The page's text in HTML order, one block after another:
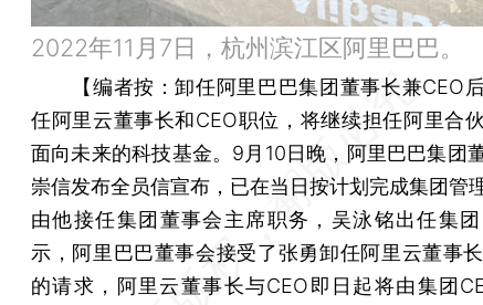
2022年11月7日，杭州滨江区阿里巴巴。
【编者按：卸任阿里巴巴集团董事长兼CEO
任阿里云董事长和CEO职位，将继续担任阿里合
面向未来的科技基金。9月10日晚，阿里巴巴集团
崇信发布全员信宣布，已在当日按计划完成集团管
由他接任集团董事会主席职务，吴泳铭出任集
示，阿里巴巴董事会接受了张勇卸任阿里云董事
的请求，阿里云董事长与CEO即日起将由集团